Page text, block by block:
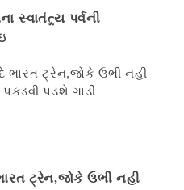
સ્વાતંત્ર્ય પર્વની
ટ્રેન,જોકે ઉભી નહી